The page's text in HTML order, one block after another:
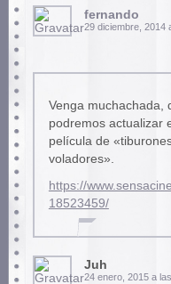
fernando
29 diciembre, 2014
Venga muchachada,
podremos actualizar
película de
voladores».
https://
18523459/
Juh
24 enero, 2015 a